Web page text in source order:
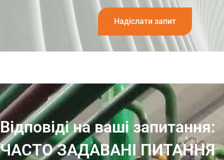
Надіслати запит
Відповіді на ваші запитання:
ЧАСТО ЗАДАВАНІ ПИТАННЯ